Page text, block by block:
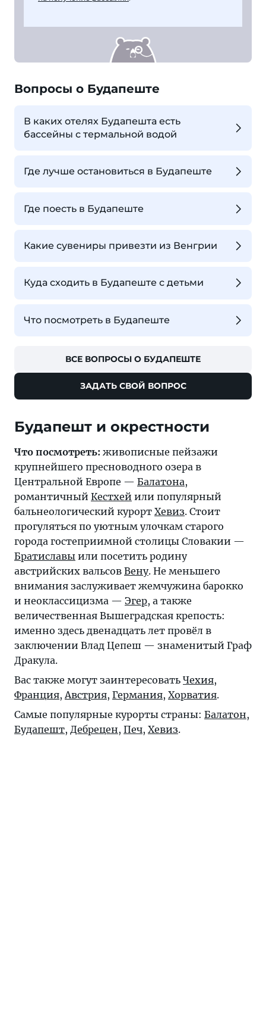
Вопросы о Будапеште
В каких отелях Будапешта есть
бассейны с термальной водой
Где лучше остановиться в Будапеште
Где поесть в Будапеште
Какие сувениры привезти из Венгрии
Куда сходить в Будапеште с детьми
Что посмотреть в Будапеште
ВСЕ ВОПРОСЫ О БУДАПЕШТЕ
ЗАДАТЬ СВОЙ ВОПРОС
Будапешт и окрестности
Что посмотреть: живописные пейзажи
крупнейшего пресноводного озера в
Центральной Европе — Балатона,
романтичный Кестхей или популярный
бальнеологический курорт Хевиз. Стоит
прогуляться по уютным улочкам старого
города гостеприимной столицы Словакии —
Братиславы или посетить родину
австрийских вальсов Вену. Не меньшего
внимания заслуживает жемчужина барокко
и неоклассицизма — Эгер, а также
величественная Вышеградская крепость:
именно здесь двенадцать лет провёл в
заключении Влад Цепеш — знаменитый Граф
Дракула.
Вас также могут заинтересовать Чехия,
Франция,Австрия, Германия, Хорватия.
Самые популярные курорты страны: Балатон,
Будапешт, Дебрецен, Печ, Хевиз.